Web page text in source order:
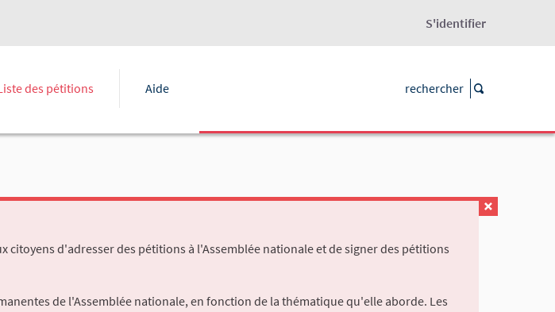
S'identifier
des pétitions Aide
d'adresser des pétitions à l'Assemblée nationale et de signer des pétitions
de l'Assemblée nationale, en fonction de la thématique qu'elle aborde. Les